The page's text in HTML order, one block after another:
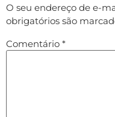
O seu endereço de e-
obrigatórios são
Comentário *